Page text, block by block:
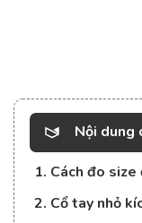
Nội dung
1. Cách đo
2. Cổ tay nhỏ